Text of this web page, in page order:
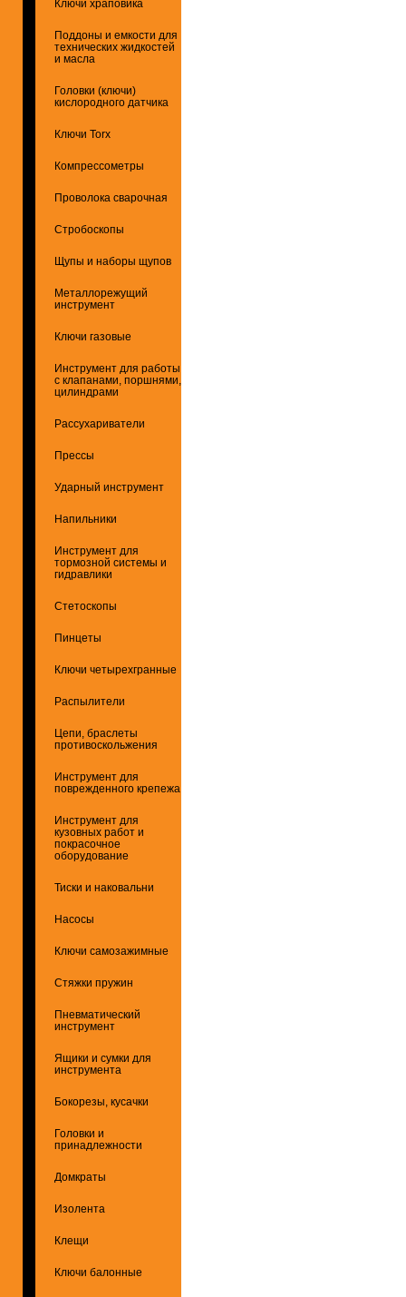
Ключи храповика
Поддоны и емкости для
технических жидкостей
и масла
Головки (ключи)
кислородного датчика
Ключи Torx
Компрессометры
Проволока сварочная
Стробоскопы
Щупы и наборы щупов
Металлорежущий
инструмент
Ключи газовые
Инструмент для работы
с клапанами, поршнями,
цилиндрами
Рассухариватели
Прессы
Ударный инструмент
Напильники
Инструмент для
тормозной системы и
гидравлики
Стетоскопы
Пинцеты
Ключи четырехгранные
Распылители
Цепи, браслеты
противоскольжения
Инструмент для
поврежденного крепежа
Инструмент для
кузовных работ и
покрасочное
оборудование
Тиски и наковальни
Насосы
Ключи самозажимные
Стяжки пружин
Пневматический
инструмент
Ящики и сумки для
инструмента
Бокорезы, кусачки
Головки и
принадлежности
Домкраты
Изолента
Клещи
Ключи балонные